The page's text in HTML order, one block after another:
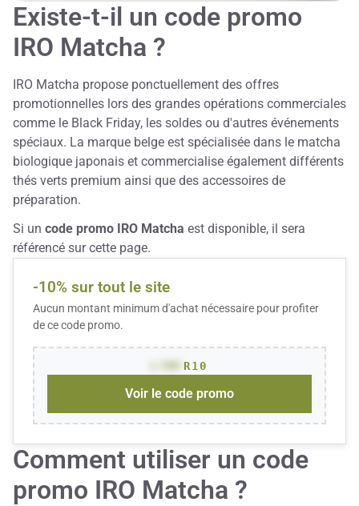
Existe-t-il un code promo
IRO Matcha ?
IRO Matcha propose ponctuellement des offres
promotionnelles lors des grandes opérations commerciales
comme le Black Friday, les soldes ou d'autres événements
spéciaux. La marque belge est spécialisée dans le matcha
biologique japonais et commercialise également différents
thés verts premium ainsi que des accessoires de
préparation.
Si un code promo IRO Matcha est disponible, il sera
référencé sur cette page.
-10% sur tout le site
Aucun montant minimum d'achat nécessaire pour profiter
de ce code promo.
R10
Voir le code promo
Comment utiliser un code
promo IRO Matcha ?